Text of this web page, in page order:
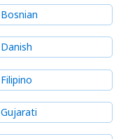
Bosnian
Danish
Filipino
Gujarati